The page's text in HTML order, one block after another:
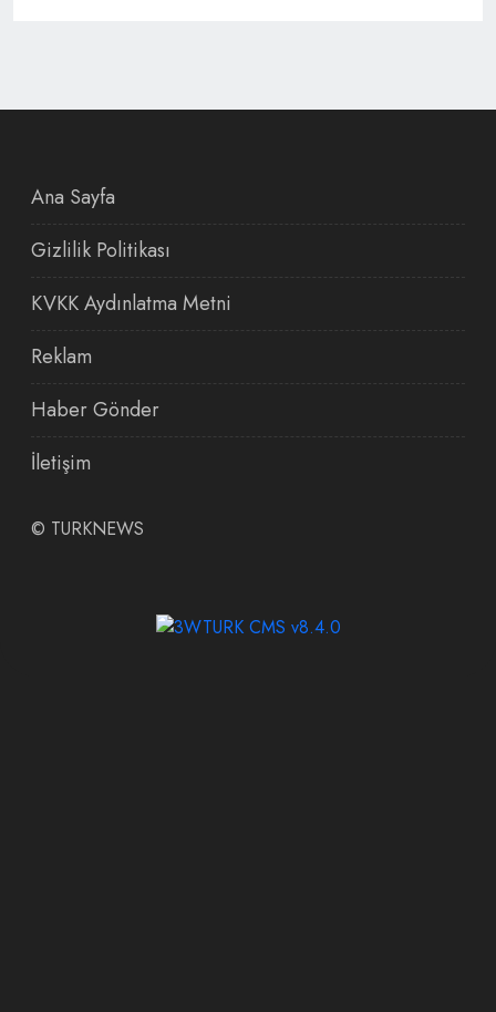
Ana Sayfa
Gizlilik Politikası
KVKK Aydınlatma Metni
Reklam
Haber Gönder
İletişim
© TURKNEWS